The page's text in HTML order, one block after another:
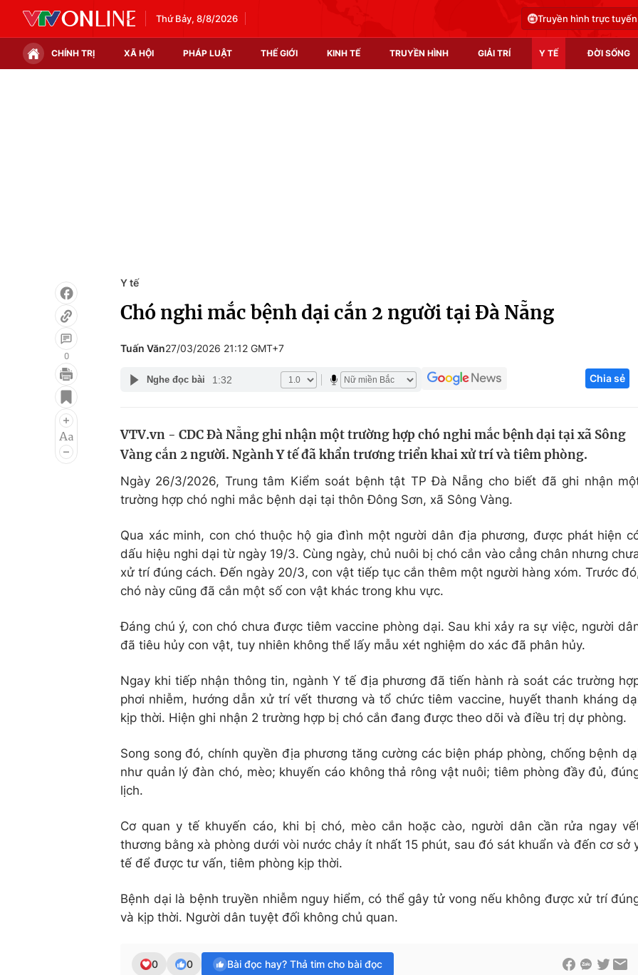
Thứ Bảy, 8/8/2026 Truyền hình trực tuyến
CHÍNH TRỊ XÃ HỘI PHÁP LUẬT THẾ GIỚI KINH TẾ TRUYỀN HÌNH GIẢI TRÍ Y TẾ ĐỜI SỐNG
Điện ảnh
Âm nhạc
Làm đẹp
Giáo dục
Học trực tuyến
Công nghệ
Sản phẩm
0
Y tế
Chó nghi mắc bệnh dại cắn 2 người tại Đà Nẵng
Tuấn Văn27/03/2026 21:12 GMT+7
Nghe đọc bài 1:32 Chia sẻ
VTV.vn - CDC Đà Nẵng ghi nhận một trường hợp chó nghi mắc bệnh dại tại xã Sông
Vàng cắn 2 người. Ngành Y tế đã khẩn trương triển khai xử trí và tiêm phòng.
Ngày 26/3/2026, Trung tâm Kiểm soát bệnh tật TP Đà Nẵng cho biết đã ghi nhận
trường hợp chó nghi mắc bệnh dại tại thôn Đông Sơn, xã Sông Vàng.
Qua xác minh, con chó thuộc hộ gia đình một người dân địa phương, được phát hiện
dấu hiệu nghi dại từ ngày 19/3. Cùng ngày, chủ nuôi bị chó cắn vào cẳng chân nhưng
xử trí đúng cách. Đến ngày 20/3, con vật tiếp tục cắn thêm một người hàng xóm. Trước
chó này cũng đã cắn một số con vật khác trong khu vực.
Đáng chú ý, con chó chưa được tiêm vaccine phòng dại. Sau khi xảy ra sự việc, người
đã tiêu hủy con vật, tuy nhiên không thể lấy mẫu xét nghiệm do xác đã phân hủy.
Ngay khi tiếp nhận thông tin, ngành Y tế địa phương đã tiến hành rà soát các trường
phơi nhiễm, hướng dẫn xử trí vết thương và tổ chức tiêm vaccine, huyết thanh kháng
kịp thời. Hiện ghi nhận 2 trường hợp bị chó cắn đang được theo dõi và điều trị dự phòng.
Song song đó, chính quyền địa phương tăng cường các biện pháp phòng, chống bệnh
như quản lý đàn chó, mèo; khuyến cáo không thả rông vật nuôi; tiêm phòng đầy đủ,
lịch.
Cơ quan y tế khuyến cáo, khi bị chó, mèo cắn hoặc cào, người dân cần rửa ngay
thương bằng xà phòng dưới vòi nước chảy ít nhất 15 phút, sau đó sát khuẩn và đến cơ sở
tế để được tư vấn, tiêm phòng kịp thời.
Bệnh dại là bệnh truyền nhiễm nguy hiểm, có thể gây tử vong nếu không được xử trí
và kịp thời. Người dân tuyệt đối không chủ quan.
0 0 Bài đọc hay? Thả tim cho bài đọc